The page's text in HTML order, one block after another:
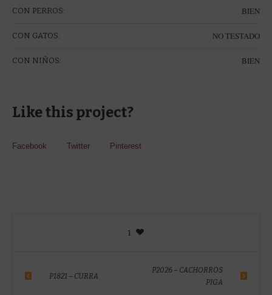
CON PERROS: BIEN
CON GATOS: NO TESTADO
CON NIÑOS: BIEN
Like this project?
Facebook Twitter Pinterest
1
P1821 – CURRA
P2026 – CACHORROS
PIGA